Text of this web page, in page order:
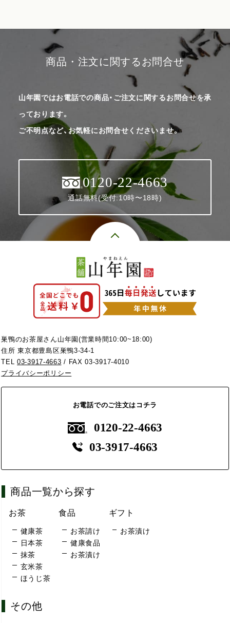
商品・注文に関するお問合せ
山年園ではお電話での商品・ご注文に関するお問合せを承
っております。
ご不明点など、お気軽にお問合せくださいませ。
0120-22-4663
通話無料(受付:10時〜18時)
巣鴨のお茶屋さん山年園(営業時間10:00~18:00)
住所 東京都豊島区巣鴨3-34-1
TEL03-3917-4663 / FAX 03-3917-4010
プライバシーポリシー
お電話でのご注文はコチラ
0120-22-4663
03-3917-4663
商品一覧から探す
お茶
健康茶
日本茶
抹茶
玄米茶
ほうじ茶
食品
お茶請け
健康食品
お茶漬け
ギフト
お茶漬け
その他